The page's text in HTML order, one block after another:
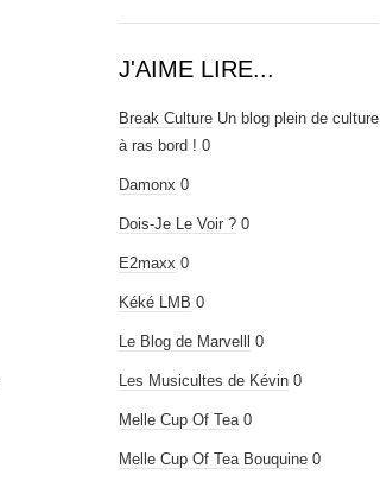
J'AIME LIRE...
Break Culture Un blog plein de culture
à ras bord ! 0
Damonx 0
Dois-Je Le Voir ? 0
E2maxx 0
Kéké LMB 0
Le Blog de Marvelll 0
Les Musicultes de Kévin 0
Melle Cup Of Tea 0
Melle Cup Of Tea Bouquine 0